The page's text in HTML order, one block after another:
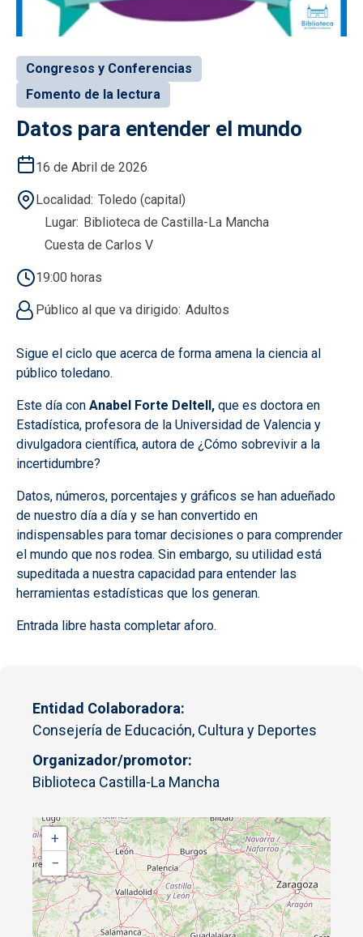
Congresos y Conferencias
Fomento de la lectura
Datos para entender el mundo
16 de Abril de 2026
Localidad Toledo (capital)
Lugar Biblioteca de Castilla-La Mancha
Cuesta de Carlos V
19:00 horas
Público al que va dirigido Adultos
Sigue el ciclo que acerca de forma amena la ciencia al
público toledano.
Este día con Anabel Forte Deltell, que es doctora en
Estadística, profesora de la Universidad de Valencia y
divulgadora científica, autora de ¿Cómo sobrevivir a la
incertidumbre?
Datos, números, porcentajes y gráficos se han adueñado
de nuestro día a día y se han convertido en
indispensables para tomar decisiones o para comprender
el mundo que nos rodea. Sin embargo, su utilidad está
supeditada a nuestra capacidad para entender las
herramientas estadísticas que los generan.
Entrada libre hasta completar aforo.
Entidad Colaboradora
Consejería de Educación, Cultura y Deportes
Organizador/promotor
Biblioteca Castilla-La Mancha
+
−